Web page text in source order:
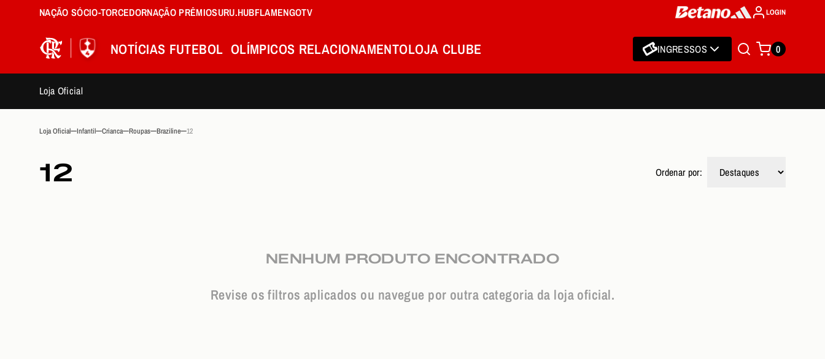
NAÇÃO SÓCIO-TORCEDORNAÇÃO PRÊMIOSURU.HUBFLAMENGOTV LOGIN
NOTÍCIAS FUTEBOL OLÍMPICOS RELACIONAMENTOLOJA CLUBE INGRESSOS 0
Loja Oficial
Loja Oficial Infantil Crianca Roupas Braziline 12
12 Ordenar por:
NENHUM PRODUTO ENCONTRADO
Revise os filtros aplicados ou navegue por outra categoria da loja oficial.